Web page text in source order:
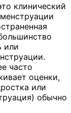
клинический
или
часто
оценки,
или
обычно